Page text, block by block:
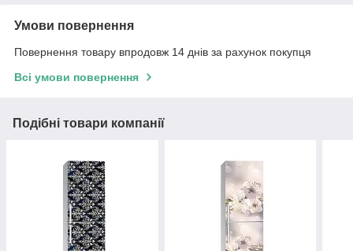
Умови повернення
Повернення товару впродовж 14 днів за рахунок покупця
Всі умови повернення
Подібні товари компанії